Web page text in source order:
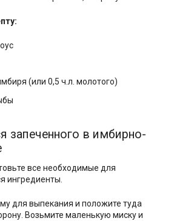
(или 0,5 ч.л. молотого)
запеченного в имбирно-
все необходимые для
ингредиенты.
для выпекания и положите туда
Возьмите маленькую миску и